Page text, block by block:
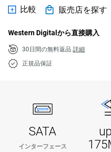
比較 販売店を探す
Western Digitalから直接購入
30日間の無料返品 詳細
正規品保証
SATA
インターフェース